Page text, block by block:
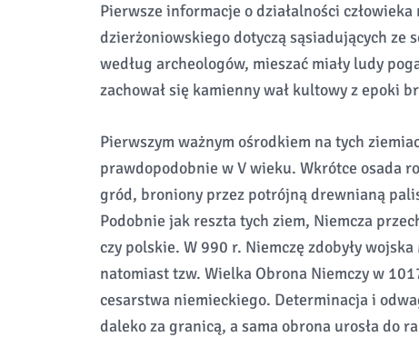
Pierwsze informacje o działalności
dzierżoniowskiego dotyczą sąsiadujących ze
według archeologów, mieszać miały ludy
zachował się kamienny wał kultowy z epoki
Pierwszym ważnym ośrodkiem na tych
prawdopodobnie w V wieku. Wkrótce osada
gród, broniony przez potrójną drewnianą
Podobnie jak reszta tych ziem, Niemcza
czy polskie. W 990 r. Niemczę zdobyły
natomiast tzw. Wielka Obrona Niemczy w
cesarstwa niemieckiego. Determinacja i
daleko za granicą, a sama obrona urosła do